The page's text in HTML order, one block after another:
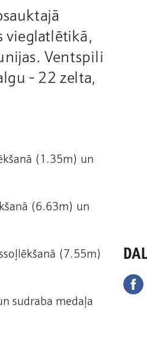
vieglatlētikā,
Ventspili
- 22 zelta,
(1.35m) un
(6.63m) un
(7.55m)
sudraba medaļa